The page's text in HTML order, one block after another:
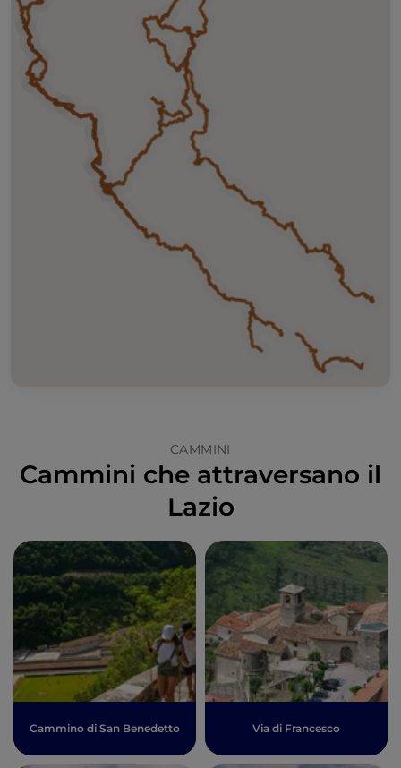
CAMMINI
Cammini che attraversano il
Lazio
Cammino di San Benedetto Via di Francesco